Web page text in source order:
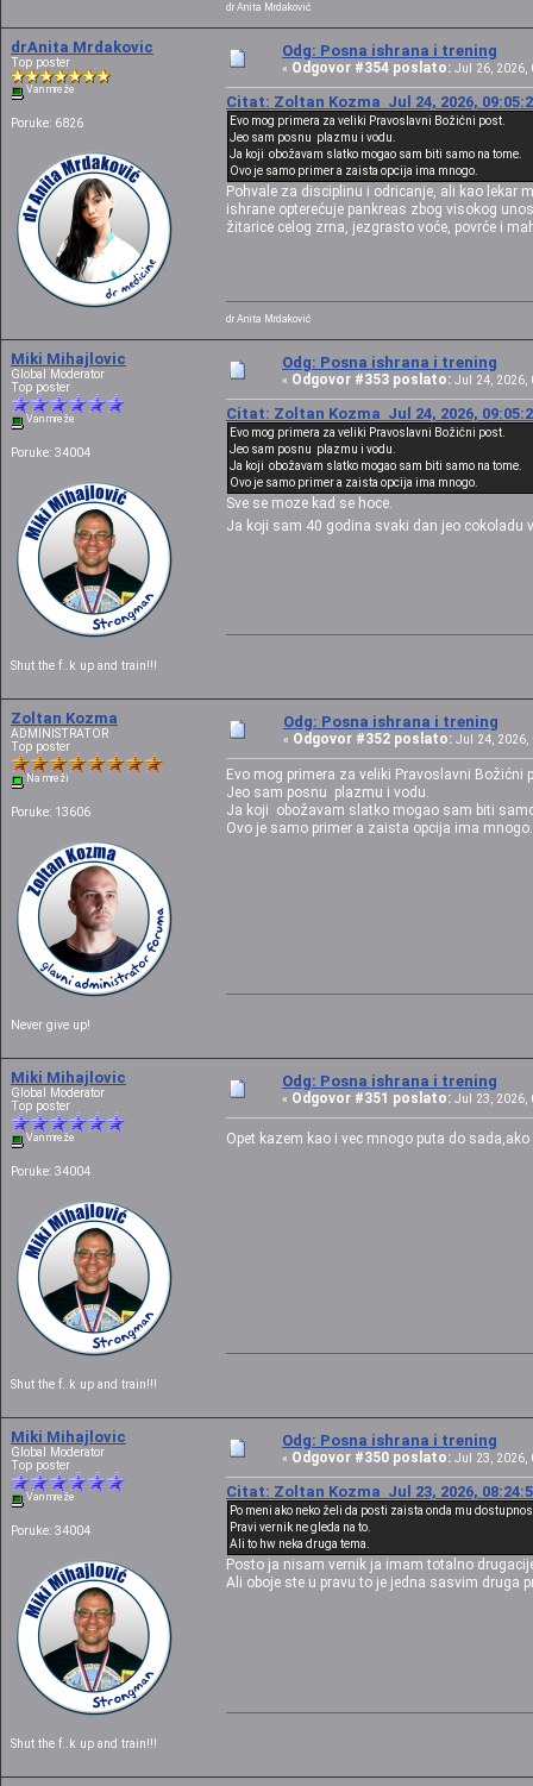
dr Anita Mrdaković
drAnita Mrdakovic
Top poster
Van mreže
Poruke: 6826
Odg: Posna ishrana i trening
« Odgovor #354 poslato: Jul 26, 2026,
Citat: Zoltan Kozma Jul 24, 2026,
Evo mog primera za veliki Pravoslavni Božićni post.
Jeo sam posnu plazmu i vodu.
Ja koji obožavam slatko mogao sam biti samo na tome.
Ovo je samo primer a zaista opcija ima mnogo.
Pohvale za disciplinu i odricanje, ali kao lekar
ishrane opterećuje pankreas zbog visokog
žitarice celog zrna, jezgrasto voće, povrće i
dr Anita Mrdaković
Miki Mihajlovic
Global Moderator
Top poster
Van mreže
Poruke: 34004
Shut the f..k up and train!!!
Odg: Posna ishrana i trening
« Odgovor #353 poslato: Jul 24, 2026,
Citat: Zoltan Kozma Jul 24, 2026,
Evo mog primera za veliki Pravoslavni Božićni post.
Jeo sam posnu plazmu i vodu.
Ja koji obožavam slatko mogao sam biti samo na tome.
Ovo je samo primer a zaista opcija ima mnogo.
Sve se moze kad se hoce.
Ja koji sam 40 godina svaki dan jeo cokoladu
Zoltan Kozma
ADMINISTRATOR
Top poster
Na mreži
Poruke: 13606
Never give up!
Odg: Posna ishrana i trening
« Odgovor #352 poslato: Jul 24, 2026,
Evo mog primera za veliki Pravoslavni Božićni
Jeo sam posnu plazmu i vodu.
Ja koji obožavam slatko mogao sam biti
Ovo je samo primer a zaista opcija ima mnogo.
Miki Mihajlovic
Global Moderator
Top poster
Van mreže
Poruke: 34004
Shut the f..k up and train!!!
Odg: Posna ishrana i trening
« Odgovor #351 poslato: Jul 23, 2026,
Opet kazem kao i vec mnogo puta do
Miki Mihajlovic
Global Moderator
Top poster
Van mreže
Poruke: 34004
Shut the f..k up and train!!!
Odg: Posna ishrana i trening
« Odgovor #350 poslato: Jul 23, 2026,
Citat: Zoltan Kozma Jul 23, 2026,
Po meni ako neko želi da posti zaista onda mu
Pravi vernik ne gleda na to.
Ali to hw neka druga tema.
Posto ja nisam vernik ja imam totalno
Ali oboje ste u pravu to je jedna sasvim druga